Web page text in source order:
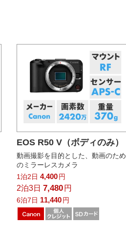
EOS R50 V（ボディのみ）
動画撮影を目的とした、動画のため
のミラーレスカメラ
1泊2日 4,400円
2泊3日 7,480 円
6泊7日 11,440円